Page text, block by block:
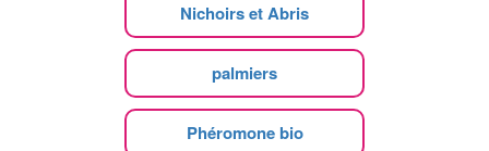
Nichoirs et Abris
palmiers
Phéromone bio